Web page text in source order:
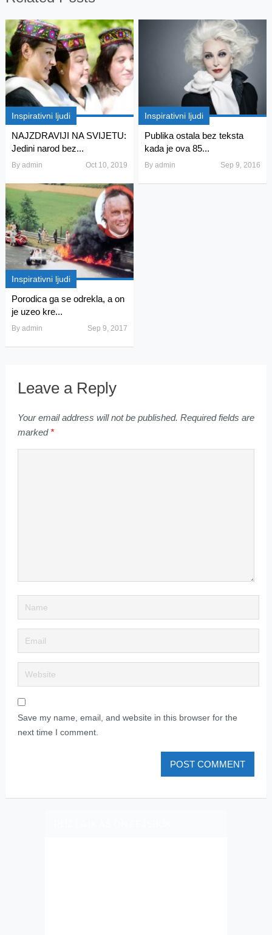
Inspirativni ljudi
NAJZDRAVIJI NA SVIJETU:
Jedini narod bez...
By admin Oct 10, 2019
Inspirativni ljudi
Publika ostala bez teksta
kada je ova 85...
Byadmin Sep 9, 2016
Inspirativni ljudi
Porodica ga se odrekla, a on
je uzeo kre...
By admin Sep 9, 2017
Leave a Reply
Your email address will not be published. Required fields are
marked *
Save my name, email, and website in this browser for the
next time I comment.